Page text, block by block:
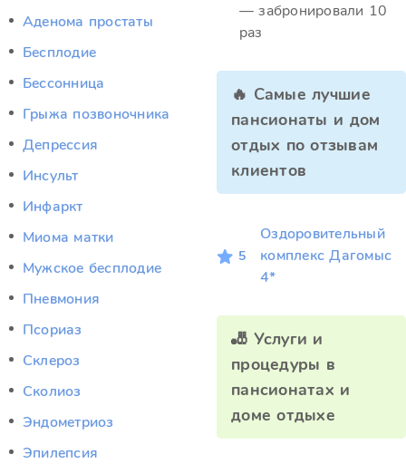
Аденома простаты
Бесплодие
Бессонница
Грыжа позвоночника
Депрессия
Инсульт
Инфаркт
Миома матки
Мужское бесплодие
Пневмония
Псориаз
Склероз
Сколиоз
Эндометриоз
Эпилепсия
— забронировали 10
раз
🔥 Самые лучшие
пансионаты и дом
отдых по отзывам
клиентов
5
Оздоровительный
комплекс Дагомыс
4*
🎳 Услуги и
процедуры в
пансионатах и
доме отдыхе